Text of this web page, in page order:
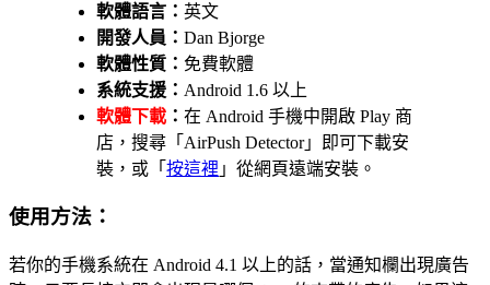
軟體語言： 英文
開發人員： Dan Bjorge
軟體性質： 免費軟體
系統支援： Android 1.6 以上
軟體下載 ： 在 Android 手機中開啟 Play 商
店，搜尋「AirPush Detector」即可下載安
裝，或「 按這裡 」從網頁遠端安裝。
使用方法：
若你的手機系統在 Android 4.1 以上的話，當通知欄出現廣告